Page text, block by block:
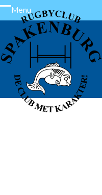
Skip
to
content
Menu
Open
mobile
menu
Close
mobile
menu